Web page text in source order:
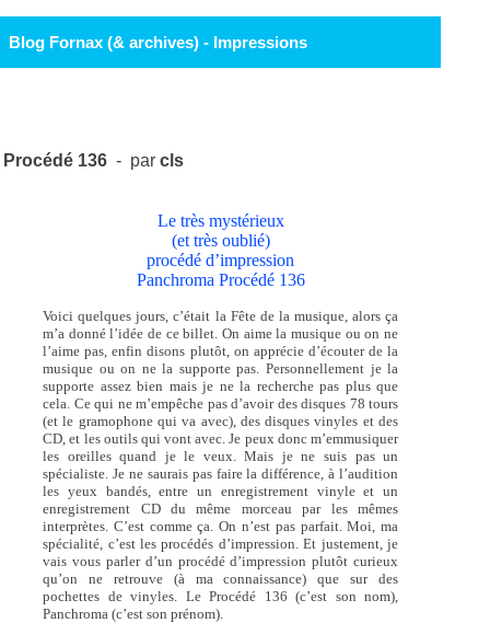
Blog Fornax (& archives) - Impressions
Procédé 136 - parcls
Le très mystérieux
(et très oublié)
procédé d’impression
Panchroma Procédé 136
Voici quelques jours, c’était la Fête de la musique, alors ça
m’a donné l’idée de ce billet. On aime la musique ou on ne
l’aime pas, enfin disons plutôt, on apprécie d’écouter de la
musique ou on ne la supporte pas. Personnellement je la
supporte assez bien mais je ne la recherche pas plus que
cela. Ce qui ne m’empêche pas d’avoir des disques 78 tours
(et le gramophone qui va avec), des disques vinyles et des
CD, et les outils qui vont avec. Je peux donc m’emmusiquer
les oreilles quand je le veux. Mais je ne suis pas un
spécialiste. Je ne saurais pas faire la différence, à l’audition
les yeux bandés, entre un enregistrement vinyle et un
enregistrement CD du même morceau par les mêmes
interprètes. C’est comme ça. On n’est pas parfait. Moi, ma
spécialité, c’est les procédés d’impression. Et justement, je
vais vous parler d’un procédé d’impression plutôt curieux
qu’on ne retrouve (à ma connaissance) que sur des
pochettes de vinyles. Le Procédé 136 (c’est son nom),
Panchroma (c’est son prénom).